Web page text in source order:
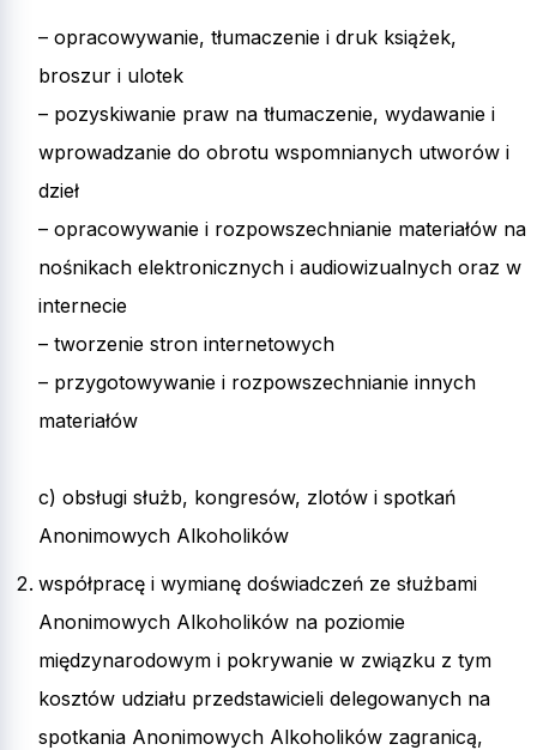
– opracowywanie, tłumaczenie i druk książek,
broszur i ulotek
– pozyskiwanie praw na tłumaczenie, wydawanie i
wprowadzanie do obrotu wspomnianych utworów i
dzieł
– opracowywanie i rozpowszechnianie materiałów na
nośnikach elektronicznych i audiowizualnych oraz w
internecie
– tworzenie stron internetowych
– przygotowywanie i rozpowszechnianie innych
materiałów
c) obsługi służb, kongresów, zlotów i spotkań
Anonimowych Alkoholików
współpracę i wymianę doświadczeń ze służbami
Anonimowych Alkoholików na poziomie
międzynarodowym i pokrywanie w związku z tym
kosztów udziału przedstawicieli delegowanych na
spotkania Anonimowych Alkoholików zagranicą,